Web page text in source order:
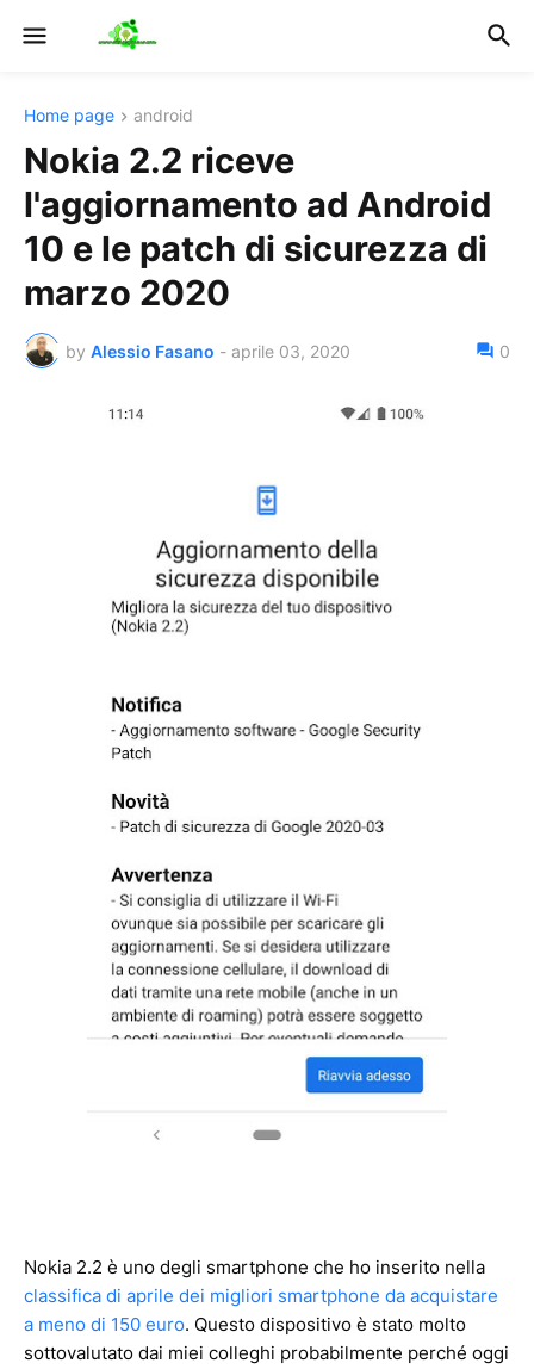
Home page android
Nokia 2.2 riceve
l'aggiornamento ad Android
10 e le patch di sicurezza di
marzo 2020
by Alessio Fasano - aprile 03, 2020 0
Nokia 2.2 è uno degli smartphone che ho inserito nella
classifica di aprile dei migliori smartphone da acquistare
a meno di 150 euro. Questo dispositivo è stato molto
sottovalutato dai miei colleghi probabilmente perché oggi